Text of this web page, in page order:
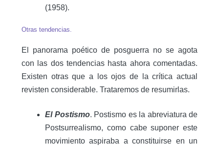
(1958).
Otras tendencias.
El panorama poético de posguerra no se agota
con las dos tendencias hasta ahora comentadas.
Existen otras que a los ojos de la crítica actual
revisten considerable. Trataremos de resumirlas.
El Postismo. Postismo es la abreviatura de
Postsurrealismo, como cabe suponer este
movimiento aspiraba a constituirse en un